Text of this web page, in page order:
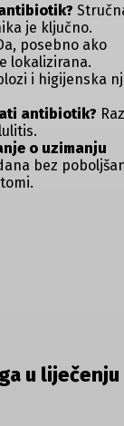
je ključno.
posebno ako
lokalizirana.
i higijenska
antibiotik?
⁣o uzimanju
bez
u liječenju